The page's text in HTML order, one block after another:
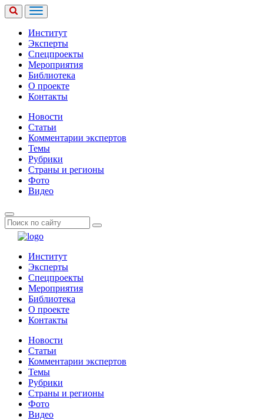
Институт
Эксперты
Спецпроекты
Мероприятия
Библиотека
О проекте
Контакты
Новости
Статьи
Комментарии экспертов
Темы
Рубрики
Страны и регионы
Фото
Видео
Институт
Эксперты
Спецпроекты
Мероприятия
Библиотека
О проекте
Контакты
Новости
Статьи
Комментарии экспертов
Темы
Рубрики
Страны и регионы
Фото
Видео